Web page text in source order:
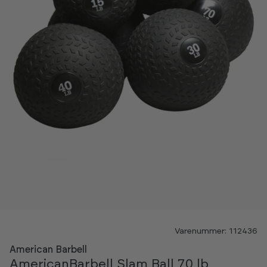
Varenummer: 112436
American Barbell